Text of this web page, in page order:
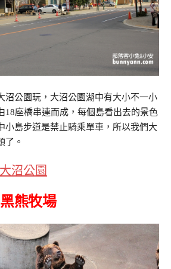
沼公園玩，大沼公園湖中有大小不一小
18座橋串連而成，每個島看出去的景色
小島步道是禁止騎乘單車，所以我們大
了。
大沼公園
熊牧場